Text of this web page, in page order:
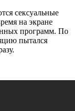
сексуальные
на экране
программ. По
пытался